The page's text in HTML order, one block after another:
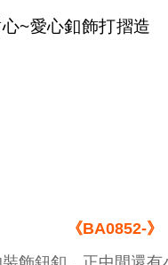
~愛心釦飾打摺造
《BA0852-》